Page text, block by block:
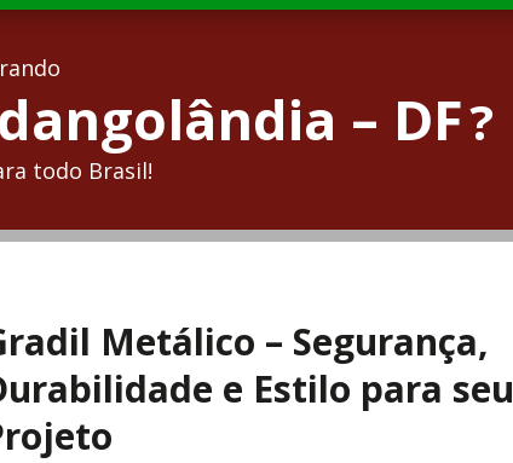
– DF?
todo Brasil!
Metálico – Segurança,
e Estilo para seu